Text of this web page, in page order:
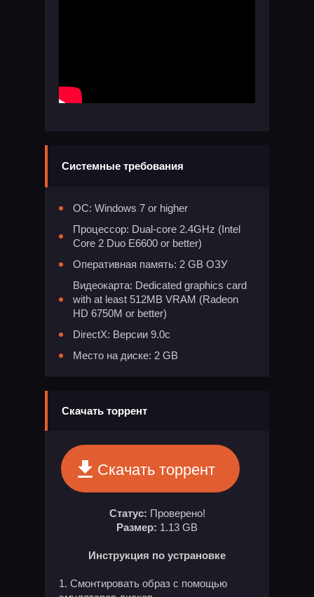
Системные требования
ОС: Windows 7 or higher
Процессор: Dual-core 2.4GHz (Intel
Core 2 Duo E6600 or better)
Оперативная память: 2 GB ОЗУ
Видеокарта: Dedicated graphics card
with at least 512MB VRAM (Radeon
HD 6750M or better)
DirectX: Версии 9.0c
Место на диске: 2 GB
Скачать торрент
Скачать торрент
Статус: Проверено!
Размер: 1.13 GB
Инструкция по устрановке
Смонтировать образ с помощью